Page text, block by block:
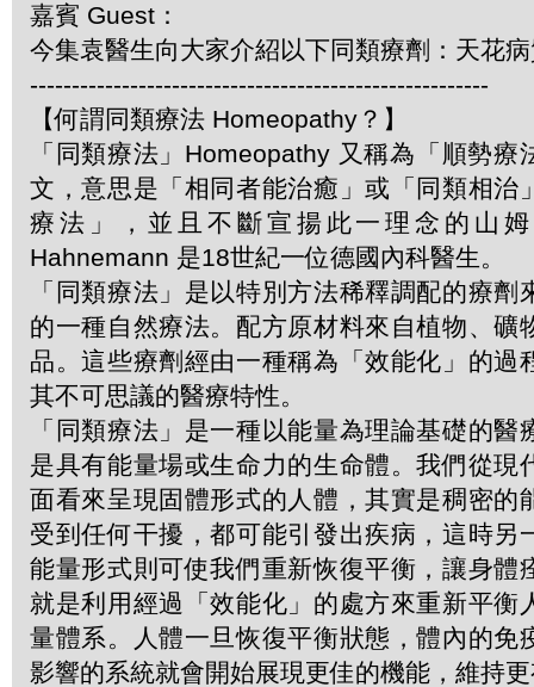
嘉賓 Guest：
今集袁醫生向大家介紹以下同類療劑：天花
-------------------------------------------------------
【何謂同類療法 Homeopathy？】
「同類療法」Homeopathy 又稱為「順勢療
文，意思是「相同者能治癒」或「同類相治
療法」，並且不斷宣揚此一理念的山
Hahnemann 是18世紀一位德國內科醫生。
「同類療法」是以特別方法稀釋調配的療劑
的一種自然療法。配方原材料來自植物、礦
品。這些療劑經由一種稱為「效能化」的過
其不可思議的醫療特性。
「同類療法」是一種以能量為理論基礎的醫
是具有能量場或生命力的生命體。我們從現
面看來呈現固體形式的人體，其實是稠密的
受到任何干擾，都可能引發出疾病，這時另
能量形式則可使我們重新恢復平衡，讓身體
就是利用經過「效能化」的處方來重新平衡
量體系。人體一旦恢復平衡狀態，體內的免
影響的系統就會開始展現更佳的機能，維持